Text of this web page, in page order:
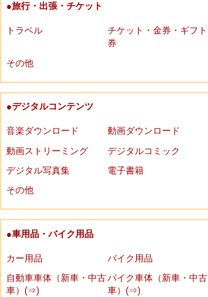
●旅行・出張・チケット
トラベル
チケット・金券・ギフト
券
その他
●デジタルコンテンツ
音楽ダウンロード
動画ダウンロード
動画ストリーミング
デジタルコミック
デジタル写真集
電子書籍
その他
●車用品・バイク用品
カー用品
バイク用品
自動車車体（新車・中古
車）(⇒)
バイク車体（新車・中古
車）(⇒)